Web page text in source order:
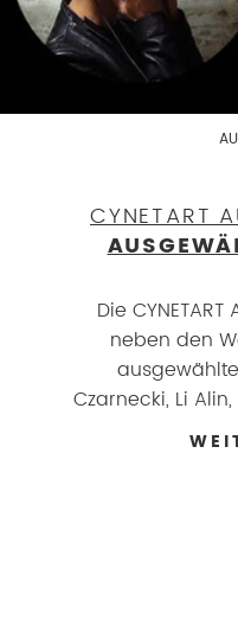
CYNETART
Die
neben den
Czarnecki, Li